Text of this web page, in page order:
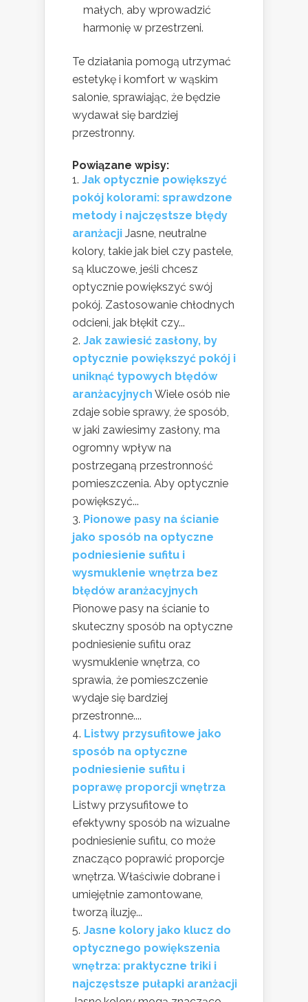
małych, aby wprowadzić
harmonię w przestrzeni.
Te działania pomogą utrzymać
estetykę i komfort w wąskim
salonie, sprawiając, że będzie
wydawał się bardziej
przestronny.
Powiązane wpisy:
Jak optycznie powiększyć
pokój kolorami: sprawdzone
metody i najczęstsze błędy
aranżacji Jasne, neutralne
kolory, takie jak biel czy pastele,
są kluczowe, jeśli chcesz
optycznie powiększyć swój
pokój. Zastosowanie chłodnych
odcieni, jak błękit czy...
Jak zawiesić zasłony, by
optycznie powiększyć pokój i
uniknąć typowych błędów
aranżacyjnych Wiele osób nie
zdaje sobie sprawy, że sposób,
w jaki zawiesimy zasłony, ma
ogromny wpływ na
postrzeganą przestronność
pomieszczenia. Aby optycznie
powiększyć...
Pionowe pasy na ścianie
jako sposób na optyczne
podniesienie sufitu i
wysmuklenie wnętrza bez
błędów aranżacyjnych
Pionowe pasy na ścianie to
skuteczny sposób na optyczne
podniesienie sufitu oraz
wysmuklenie wnętrza, co
sprawia, że pomieszczenie
wydaje się bardziej
przestronne....
Listwy przysufitowe jako
sposób na optyczne
podniesienie sufitu i
poprawę proporcji wnętrza
Listwy przysufitowe to
efektywny sposób na wizualne
podniesienie sufitu, co może
znacząco poprawić proporcje
wnętrza. Właściwie dobrane i
umiejętnie zamontowane,
tworzą iluzję...
Jasne kolory jako klucz do
optycznego powiększenia
wnętrza: praktyczne triki i
najczęstsze pułapki aranżacji